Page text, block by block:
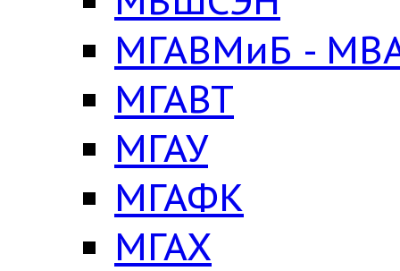
МГАВМиБ -
МГАВТ
МГАУ
МГАФК
МГАХ